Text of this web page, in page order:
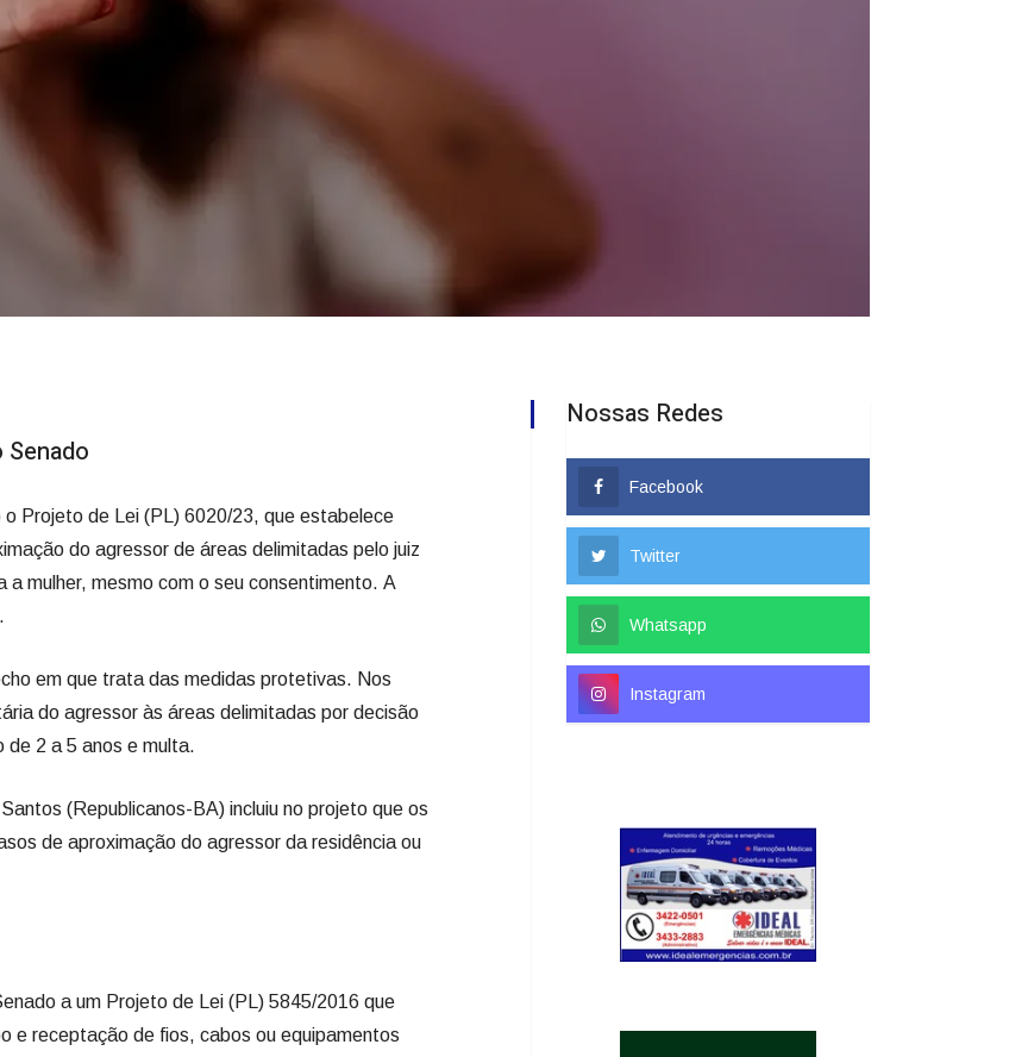
Projeto de Lei (PL) 6020/23, que estabelece
do agressor de áreas delimitadas pelo juiz
mulher, mesmo com o seu consentimento. A
em que trata das medidas protetivas. Nos
do agressor às áreas delimitadas por decisão
de 2 a 5 anos e multa.
(Republicanos-BA) incluiu no projeto que os
de aproximação do agressor da residência ou
a um Projeto de Lei (PL) 5845/2016 que
e receptação de fios, cabos ou equipamentos
Nossas Redes
Facebook
Twitter
Whatsapp
Instagram